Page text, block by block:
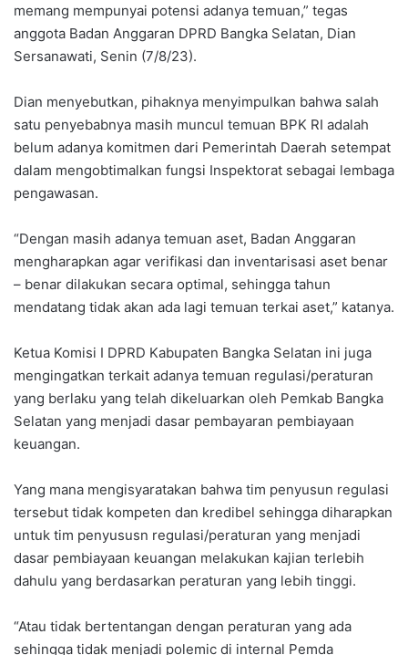
memang mempunyai potensi adanya temuan,” tegas
anggota Badan Anggaran DPRD Bangka Selatan, Dian
Sersanawati, Senin (7/8/23).
Dian menyebutkan, pihaknya menyimpulkan bahwa salah
satu penyebabnya masih muncul temuan BPK RI adalah
belum adanya komitmen dari Pemerintah Daerah setempat
dalam mengobtimalkan fungsi Inspektorat sebagai lembaga
pengawasan.
“Dengan masih adanya temuan aset, Badan Anggaran
mengharapkan agar verifikasi dan inventarisasi aset benar
– benar dilakukan secara optimal, sehingga tahun
mendatang tidak akan ada lagi temuan terkai aset,” katanya.
Ketua Komisi I DPRD Kabupaten Bangka Selatan ini juga
mengingatkan terkait adanya temuan regulasi/peraturan
yang berlaku yang telah dikeluarkan oleh Pemkab Bangka
Selatan yang menjadi dasar pembayaran pembiayaan
keuangan.
Yang mana mengisyaratakan bahwa tim penyusun regulasi
tersebut tidak kompeten dan kredibel sehingga diharapkan
untuk tim penyususn regulasi/peraturan yang menjadi
dasar pembiayaan keuangan melakukan kajian terlebih
dahulu yang berdasarkan peraturan yang lebih tinggi.
“Atau tidak bertentangan dengan peraturan yang ada
sehingga tidak menjadi polemic di internal Pemda